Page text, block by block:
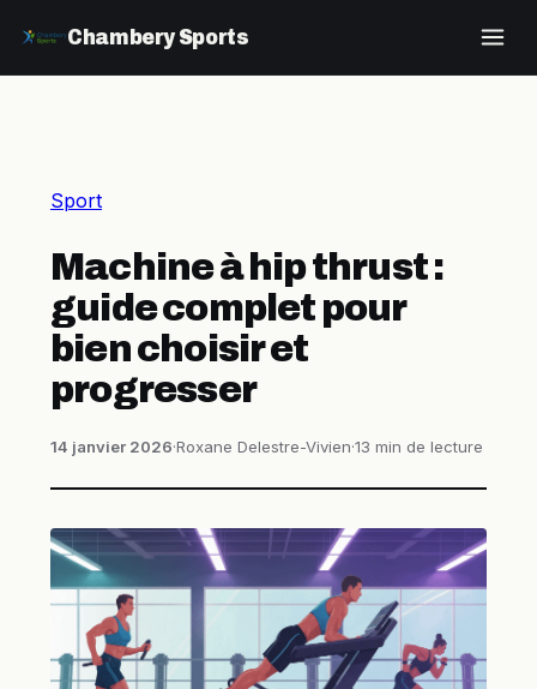
Chambery Sports
Sport
Machine à hip thrust :
guide complet pour
bien choisir et
progresser
14 janvier 2026·Roxane Delestre-Vivien·13 min de lecture